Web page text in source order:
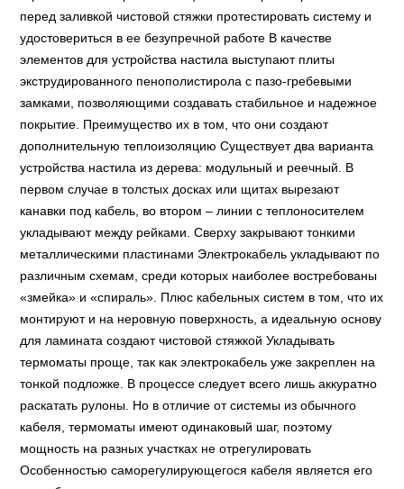
перед заливкой чистовой стяжки протестировать систему и
удостовериться в ее безупречной работе В качестве
элементов для устройства настила выступают плиты
экструдированного пенополистирола с пазо-гребевыми
замками, позволяющими создавать стабильное и надежное
покрытие. Преимущество их в том, что они создают
дополнительную теплоизоляцию Существует два варианта
устройства настила из дерева: модульный и реечный. В
первом случае в толстых досках или щитах вырезают
канавки под кабель, во втором – линии с теплоносителем
укладывают между рейками. Сверху закрывают тонкими
металлическими пластинами Электрокабель укладывают по
различным схемам, среди которых наиболее востребованы
«змейка» и «спираль». Плюс кабельных систем в том, что их
монтируют и на неровную поверхность, а идеальную основу
для ламината создают чистовой стяжкой Укладывать
термоматы проще, так как электрокабель уже закреплен на
тонкой подложке. В процессе следует всего лишь аккуратно
раскатать рулоны. Но в отличие от системы из обычного
кабеля, термоматы имеют одинаковый шаг, поэтому
мощность на разных участках не отрегулировать
Особенностью саморегулирующегося кабеля является его